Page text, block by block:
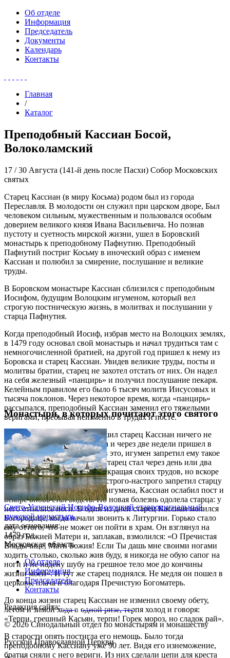
Об отделе
Информация
Председатель
Документы
Календарь
Контакты
Главная
/
Каталог
Преподобный Кассиан Босой,
Волоколамский
17 / 30 Августа (141-й день после Пасхи) Собор Московских
святых
Старец Кассиан (в миру Косьма) родом был из города
Переславля. В молодости он служил при царском дворе, Был
человеком сильным, мужественным и пользовался особым
доверием великого князя Ивана Васильевича. Но познав
пустоту и суетность мирской жизни, ушел в Боровский
монастырь к преподобному Пафнутию. Преподобный
Пафнутий постриг Косьму в иноческий образ с именем
Кассиан и полюбил за смирение, послушание и великие
труды.
В Боровском монастыре Кассиан сблизился с преподобным
Иосифом, будущим Волоцким игуменом, который вел
строгую постническую жизнь, в молитвах и послушании у
старца Пафнутия.
Когда преподобный Иосиф, избрав место на Волоцких землях,
в 1479 году основал свой монастырь и начал трудиться там с
немногочисленной братией, на другой год пришел к нему из
Боровска и старец Кассиан. Увидев великие труды, посты и
молитвы братии, старец не захотел отстать от них. Он надел
на себя железный «панцирь» и получил послушание пекаря.
Келейным правилом его было 6 тысяч молитв Иисусовых и
тысяча поклонов. Через некоторое время, когда «панцирь»
рассыпался, преподобный Кассиан заменил его тяжелыми
веригами, пребывая неизменно в трудах и посте.
Во время Великого поста решил старец Кассиан ничего не
есть, не пить, и не спать лежа и через две недели пришел в
полное изнеможение. Увидев это, игумен запретил ему такое
строгое воздержание. Тогда старец стал через день или два
есть понемногу хлеба, не прекращая своих трудов, но вскоре
ослеп. Преподобный Иосиф строго-настрого запретил старцу
морить себя. Послушавшись игумена, Кассиан ослабил пост и
вскоре вновь стал видеть. Но новая болезнь одолела старца: у
него отнялись ноги. В один из дней старец Кассиан молился
Богородице, когда начали звонить к Литургии. Горько стало
ему оттого, что не может он пойти в храм. Он взглянул на
образ Божией Матери и, заплакав, взмолился: «О Пречистая
Владычице, Мати Божия! Если Ты дашь мне своими ногами
ходить столько, сколько жив буду, я никогда не обую сапог на
ноги и не надену шубу на грешное тело мое до кончины
жизни моей». И тут же старец поднялся. Не медля он пошел в
церковь, плача и благодаря Пречистую Богоматерь.
До конца жизни старец Кассиан не изменил своему обету,
летом и зимой ходя в одной ризе, терпя холод и говоря:
«Терпи, грешный Касьян, терпи! Горек мороз, но сладок рай».
В старости опять постигла его немощь. Было тогда
преподобному Кассиану уже 90 лет. Видя его изнеможение,
братия сняли с него вериги. Из них сделали цепи для креста
Монастыри, в которых почитают этого святого
Свято-Успенский Иосифо-Волоцкий ставропигиальный
мужской монастырь
дата основания:
1479 год
Московская область
Об отделе
Информация
Председатель
Контакты
Редакция сайта:info@monasterium.ru
© 2026 Синодальный отдел по монастырям и монашеству
Русской Православной Церкви